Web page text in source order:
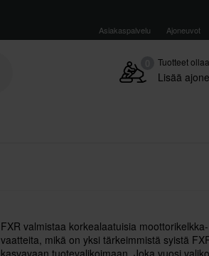
Asiakaspalvelu Ajoneuvot
Tuotteet
Lisää
FXR valmistaa korkealaatuisia
vaatteita, mikä on yksi tärkeimmistä syistä
kasvavaan tuotevalikoimaan. Joka vuosi